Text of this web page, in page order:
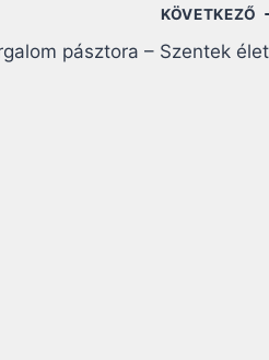
KÖVETKEZŐ
pásztora – Szentek